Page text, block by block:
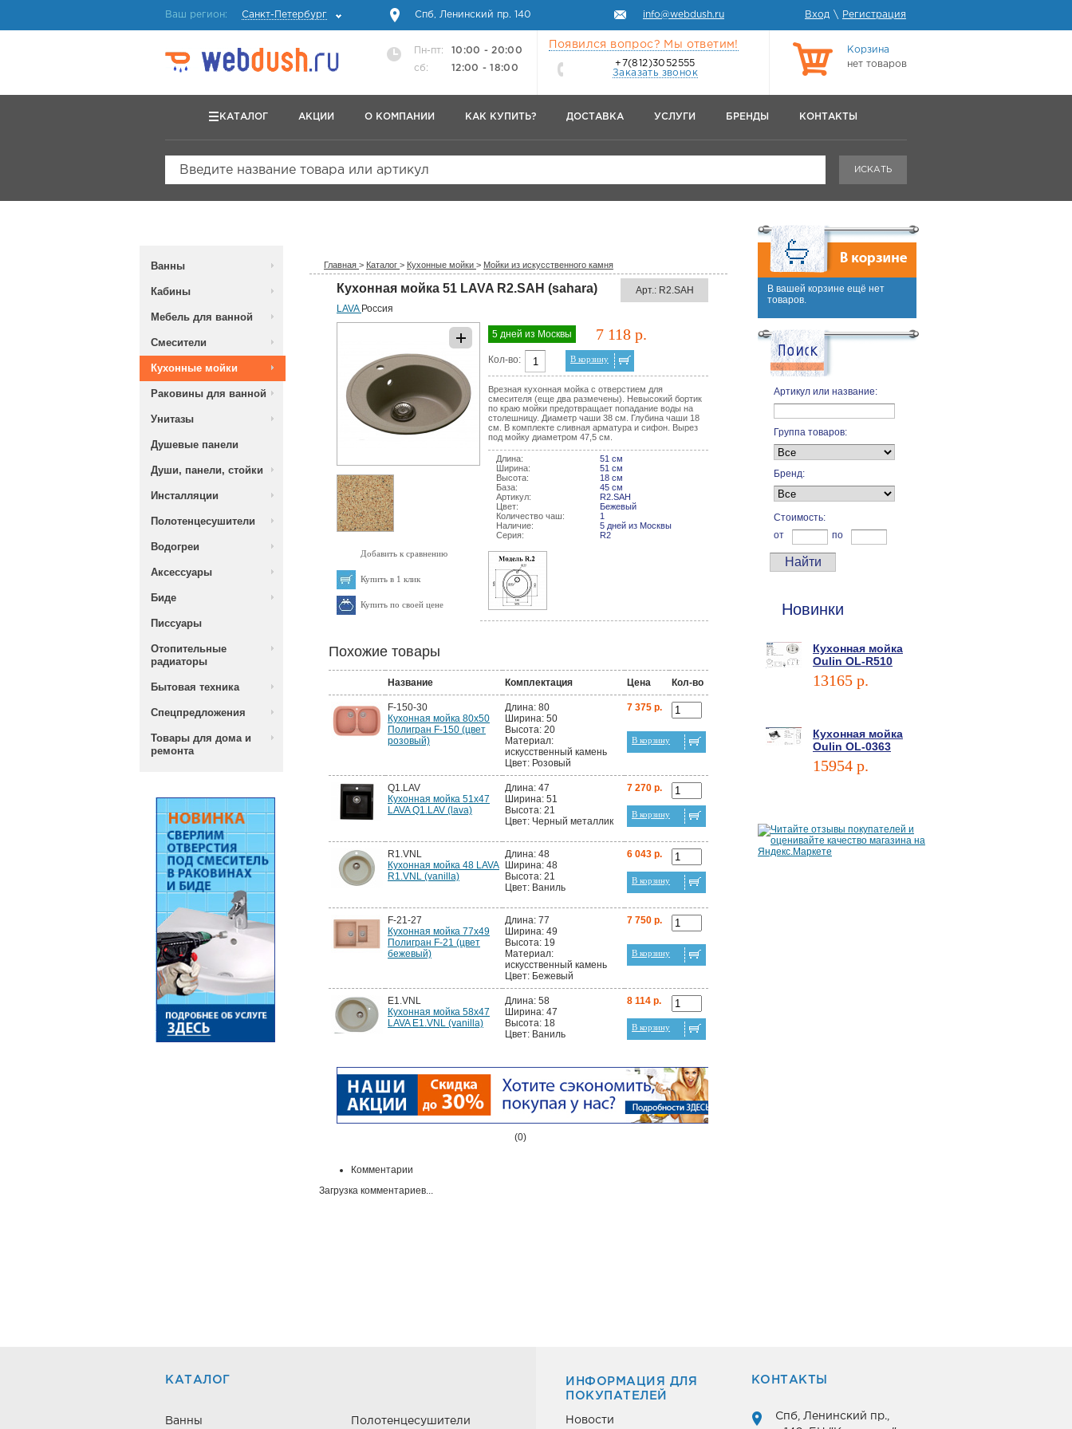
Ваш регион: Санкт-Петербург Спб, Ленинский пр. 140 info@webdush.ru Вход \ Регистрация
Пн-пт:
10:00 - 20:00
сб:
12:00 - 18:00
Появился вопрос? Мы ответим!
+7(812)3052555
Заказать звонок
Корзина
нет товаров
КАТАЛОГ АКЦИИ О КОМПАНИИ КАК КУПИТЬ? ДОСТАВКА УСЛУГИ БРЕНДЫ КОНТАКТЫ
Введите название товара или артикул ИСКАТЬ
Ванны
Кабины
Мебель для ванной
Смесители
Кухонные мойки
Раковины для ванной
Унитазы
Душевые панели
Души, панели, стойки
Инсталляции
Полотенцесушители
Водогреи
Аксессуары
Биде
Писсуары
Отопительные
радиаторы
Бытовая техника
Спецпредложения
Товары для дома и
ремонта
Главная > Каталог > Кухонные мойки > Мойки из искусственного камня
Кухонная мойка 51 LAVA R2.SAH (sahara)
Арт.: R2.SAH
LAVA Россия
Добавить к сравнению
Купить в 1 клик
Купить по своей цене
5 дней из Москвы 7 118 р.
Кол-во: В корзину
Врезная кухонная мойка с отверстием для
смесителя (еще два размечены). Невысокий бортик
по краю мойки предотвращает попадание воды на
столешницу. Диаметр чаши 38 см. Глубина чаши 18
см. В комплекте сливная арматура и сифон. Вырез
под мойку диаметром 47,5 см.
Длина:
51 см
Ширина:
51 см
Высота:
18 см
База:
45 см
Артикул:
R2.SAH
Цвет:
Бежевый
Количество чаш:
1
Наличие:
5 дней из Москвы
Серия:
R2
Похожие товары
Название Комплектация Цена Кол-во
F-150-30
Кухонная мойка 80х50
Полигран F-150 (цвет
розовый)
Длина: 80
Ширина: 50
Высота: 20
Материал:
искусственный камень
Цвет: Розовый
7 375 р.
В корзину
Q1.LAV
Кухонная мойка 51x47
LAVA Q1.LAV (lava)
Длина: 47
Ширина: 51
Высота: 21
Цвет: Черный металлик
7 270 р.
В корзину
R1.VNL
Кухонная мойка 48 LAVA
R1.VNL (vanilla)
Длина: 48
Ширина: 48
Высота: 21
Цвет: Ваниль
6 043 р.
В корзину
F-21-27
Кухонная мойка 77х49
Полигран F-21 (цвет
бежевый)
Длина: 77
Ширина: 49
Высота: 19
Материал:
искусственный камень
Цвет: Бежевый
7 750 р.
В корзину
E1.VNL
Кухонная мойка 58x47
LAVA E1.VNL (vanilla)
Длина: 58
Ширина: 47
Высота: 18
Цвет: Ваниль
8 114 р.
В корзину
(0)
Комментарии
Загрузка комментариев...
В вашей корзине ещё нет
товаров.
Артикул или название:
Группа товаров:
Бренд:
Стоимость:
от
по
Новинки
Кухонная мойка
Oulin OL-R510
13165 p.
Кухонная мойка
Oulin OL-0363
15954 p.
КАТАЛОГ
Ванны Полотенцесушители
ИНФОРМАЦИЯ ДЛЯ
ПОКУПАТЕЛЕЙ
Новости
КОНТАКТЫ
Спб, Ленинский пр.,